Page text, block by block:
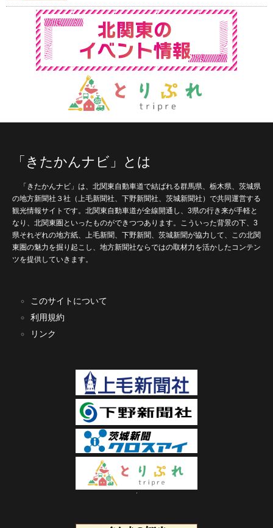
「きたかんナビ」とは
「きたかんナビ」は、北関東自動車道で結ばれる群馬県、栃木県、茨城県
の地方新聞社３社（上毛新聞社、下野新聞社、茨城新聞社）で共同運営する
観光情報サイトです。北関東自動車道が全線開通し、3県の行き来が手軽と
なり、北関東圏といったものができつつあります。こういった背景の下、3
県それぞれの地方紙、上毛新聞、下野新聞、茨城新聞が協力して、この北関
東圏の魅力を掘り起こし、地方新聞社ならではの取材力を活かしたコンテン
ツを提供していきます。
このサイトについて
利用規約
リンク